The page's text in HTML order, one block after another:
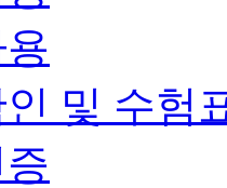
및 수험